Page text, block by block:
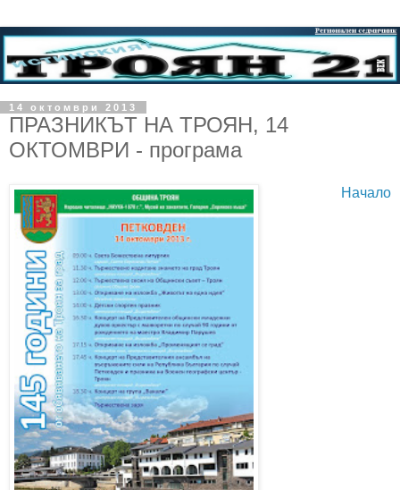
14 октомври 2013
ПРАЗНИКЪТ НА ТРОЯН, 14
ОКТОМВРИ - програма
Начало